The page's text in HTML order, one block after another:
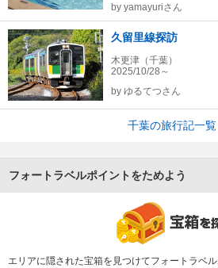
by yamayuriさん
久留里線探訪
木更津（千葉）
2025/10/28～
by ゆるてつさん
千葉の旅行記一覧
フォートラベルポイントをためよう
エリアに隠された宝箱を見つけてフォートラベ